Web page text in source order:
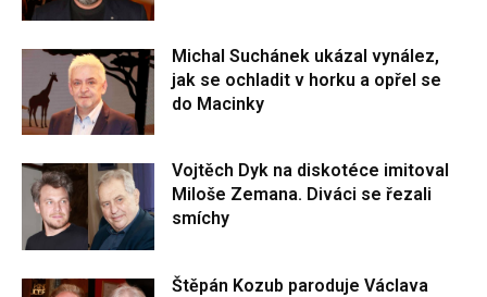
Michal Suchánek ukázal vynález,
jak se ochladit v horku a opřel se
do Macinky
Vojtěch Dyk na diskotéce imitoval
Miloše Zemana. Diváci se řezali
smíchy
Štěpán Kozub paroduje Václava